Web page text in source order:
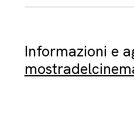
Informazioni e